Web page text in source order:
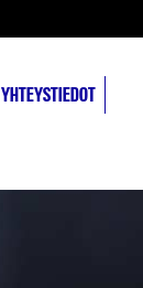
YHTEYSTIEDOT